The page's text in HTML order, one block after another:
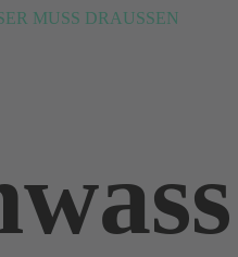
MUSS DRAUSSEN B